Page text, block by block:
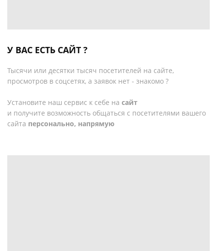
У ВАС ЕСТЬ САЙТ ?
Тысячи или десятки тысяч посетителей на сайте,
просмотров в соцсетях, а заявок нет - знакомо ?
Установите наш сервис к себе на сайт
и получите возможность общаться с посетителями вашего
сайта персонально, напрямую